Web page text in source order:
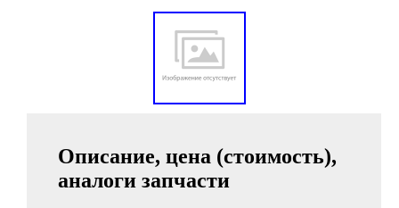
Описание, цена (стоимость),
аналоги запчасти